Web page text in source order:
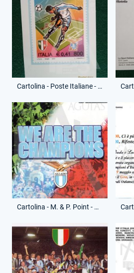
Cartolina - Poste Italiane - Francobollo Campioni d'Italia - (Fronte)
Cartolina - M. & P. Point - Campioni d'Italia - (Fronte)